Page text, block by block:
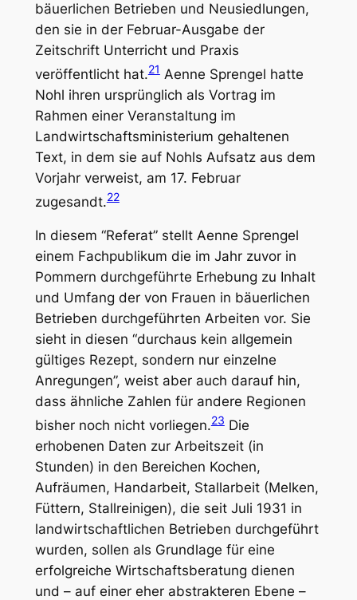
bäuerlichen Betrieben und Neusiedlungen,
den sie in der Februar-Ausgabe der
Zeitschrift Unterricht und Praxis
veröffentlicht hat.21Aenne Sprengel hatte
Nohl ihren ursprünglich als Vortrag im
Rahmen einer Veranstaltung im
Landwirtschaftsministerium gehaltenen
Text, in dem sie auf Nohls Aufsatz aus dem
Vorjahr verweist, am 17. Februar
zugesandt.22
In diesem “Referat” stellt Aenne Sprengel
einem Fachpublikum die im Jahr zuvor in
Pommern durchgeführte Erhebung zu Inhalt
und Umfang der von Frauen in bäuerlichen
Betrieben durchgeführten Arbeiten vor. Sie
sieht in diesen “durchaus kein allgemein
gültiges Rezept, sondern nur einzelne
Anregungen”, weist aber auch darauf hin,
dass ähnliche Zahlen für andere Regionen
bisher noch nicht vorliegen.23Die
erhobenen Daten zur Arbeitszeit (in
Stunden) in den Bereichen Kochen,
Aufräumen, Handarbeit, Stallarbeit (Melken,
Füttern, Stallreinigen), die seit Juli 1931 in
landwirtschaftlichen Betrieben durchgeführt
wurden, sollen als Grundlage für eine
erfolgreiche Wirtschaftsberatung dienen
und – auf einer eher abstrakteren Ebene –